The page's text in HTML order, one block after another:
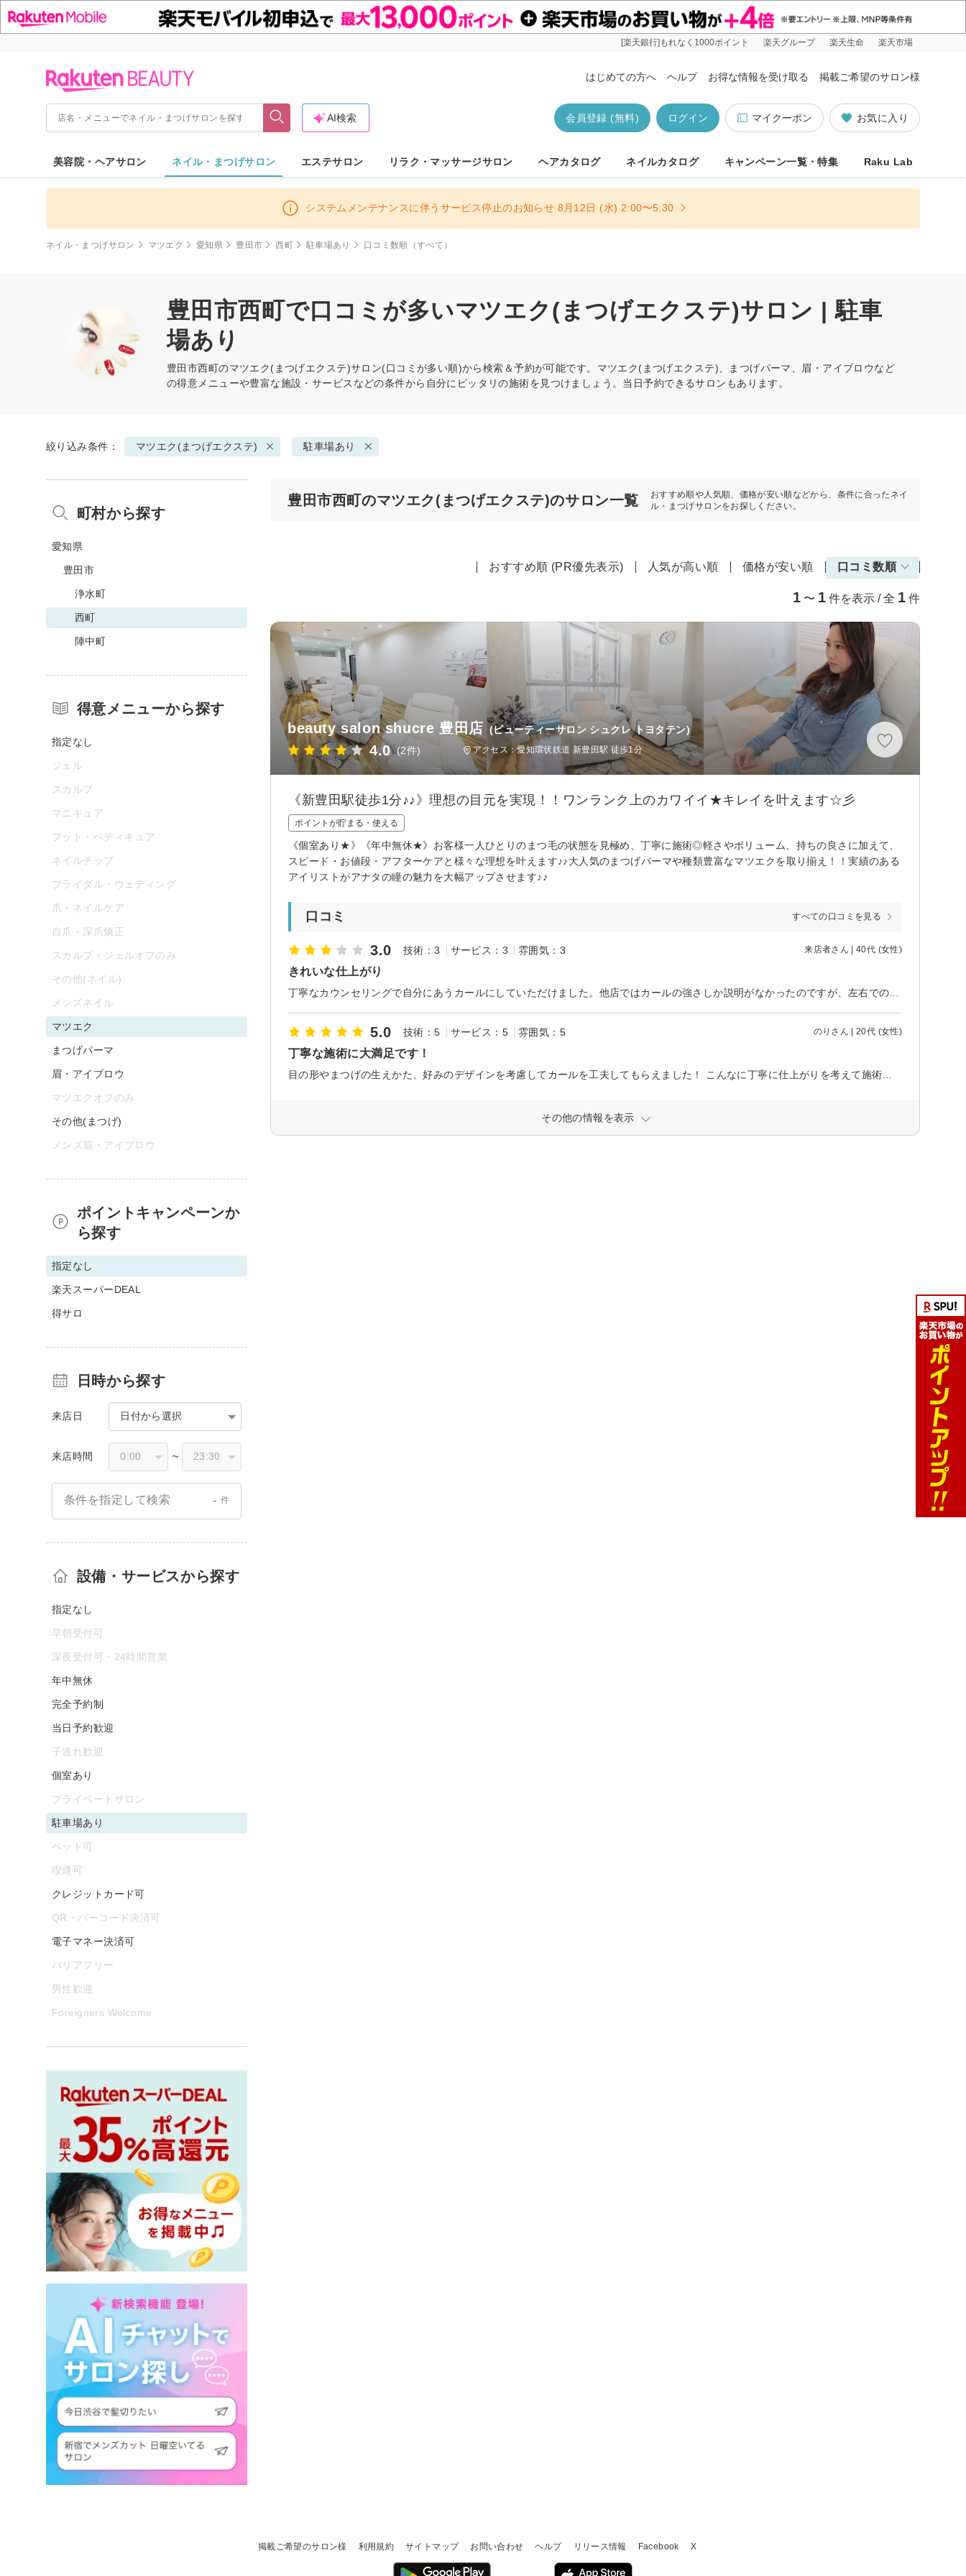
[楽天銀行]もれなく1000ポイント 楽天グループ 楽天生命 楽天市場
はじめての方へ ヘルプ お得な情報を受け取る 掲載ご希望のサロン様
お気に入り
マイクーポン
ログイン
会員登録 (無料)
AI検索
美容院・ヘアサロン ネイル・まつげサロン エステサロン リラク・マッサージサロン ヘアカタログ ネイルカタログ キャンペーン一覧・特集 Raku Lab
システムメンテナンスに伴うサービス停止のお知らせ 8月12日 (水) 2:00〜5:30
ネイル・まつげサロン マツエク 愛知県 豊田市 西町 駐車場あり 口コミ数順（すべて）
豊田市西町で口コミが多いマツエク(まつげエクステ)サロン | 駐車
場あり
豊田市西町のマツエク(まつげエクステ)サロン(口コミが多い順)から検索＆予約が可能です。マツエク(まつげエクステ)、まつげパーマ、眉・アイブロウなど
の得意メニューや豊富な施設・サービスなどの条件から自分にピッタリの施術を見つけましょう。当日予約できるサロンもあります。
絞り込み条件： マツエク(まつげエクステ) 駐車場あり
豊田市西町のマツエク(まつげエクステ)のサロン一覧
おすすめ順や人気順、価格が安い順などから、条件に合ったネイ
ル・まつげサロンをお探しください。
おすすめ順 (PR優先表示) 人気が高い順 価格が安い順 口コミ数順
1 〜 1 件を表示 / 全 1 件
beauty salon shucre 豊田店 (ビューティーサロン シュクレ トヨタテン)
4.0 (2件) アクセス：愛知環状鉄道 新豊田駅 徒歩1分
《新豊田駅徒歩1分♪♪》理想の目元を実現！！ワンランク上のカワイイ★キレイを叶えます☆彡
ポイントが貯まる・使える
《個室あり★》《年中無休★》お客様一人ひとりのまつ毛の状態を見極め、丁寧に施術◎軽さやボリューム、持ちの良さに加えて、
スピード・お値段・アフターケアと様々な理想を叶えます♪♪大人気のまつげパーマや種類豊富なマツエクを取り揃え！！実績のある
アイリストがアナタの瞳の魅力を大幅アップさせます♪♪
口コミ すべての口コミを見る
3.0 技術：3 サービス：3 雰囲気：3 来店者さん | 40代 (女性)
きれいな仕上がり
5.0 技術：5 サービス：5 雰囲気：5 のりさん | 20代 (女性)
丁寧な施術に大満足です！
その他の情報を表示
町村から探す
愛知県
豊田市
浄水町
西町
陣中町
得意メニューから探す
指定なし
ジェル
スカルプ
マニキュア
フット・ペディキュア
ネイルチップ
ブライダル・ウェディング
爪・ネイルケア
自爪・深爪矯正
スカルプ・ジェルオフのみ
その他(ネイル)
メンズネイル
マツエク
まつげパーマ
眉・アイブロウ
マツエクオフのみ
その他(まつげ)
メンズ眉・アイブロウ
ポイントキャンペーンか
ら探す
指定なし
楽天スーパーDEAL
得サロ
日時から探す
来店日 日付から選択
来店時間 〜
条件を指定して検索 - 件
設備・サービスから探す
指定なし
早朝受付可
深夜受付可・24時間営業
年中無休
完全予約制
当日予約歓迎
子連れ歓迎
個室あり
プライベートサロン
駐車場あり
ペット可
喫煙可
クレジットカード可
QR・バーコード決済可
電子マネー決済可
バリアフリー
男性歓迎
Foreigners Welcome
掲載ご希望のサロン様 利用規約 サイトマップ お問い合わせ ヘルプ リリース情報 Facebook X